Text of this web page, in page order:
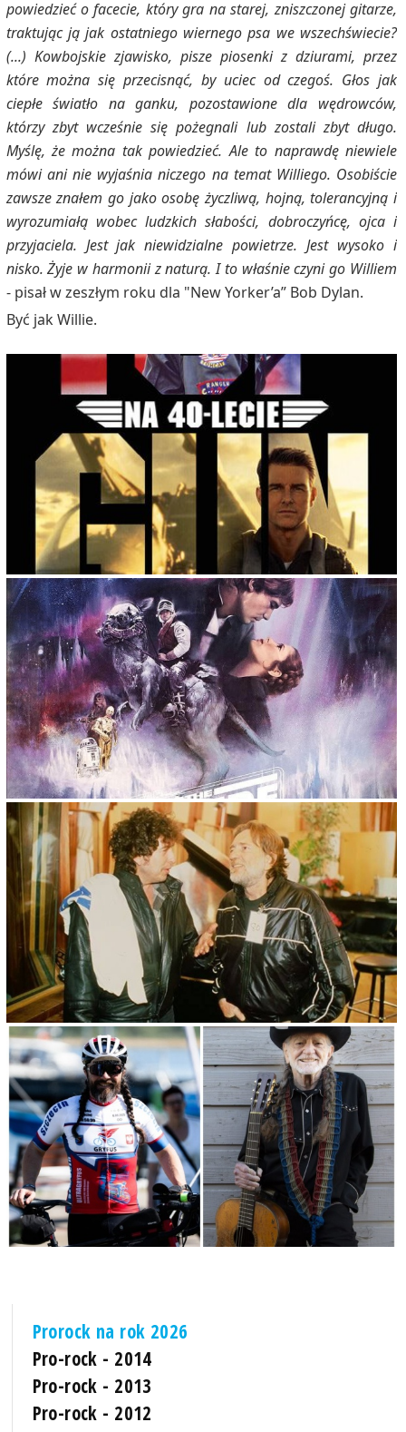
powiedzieć o facecie, który gra na starej, zniszczonej gitarze,
traktując ją jak ostatniego wiernego psa we wszechświecie?
(...) Kowbojskie zjawisko, pisze piosenki z dziurami, przez
które można się przecisnąć, by uciec od czegoś. Głos jak
ciepłe światło na ganku, pozostawione dla wędrowców,
którzy zbyt wcześnie się pożegnali lub zostali zbyt długo.
Myślę, że można tak powiedzieć. Ale to naprawdę niewiele
mówi ani nie wyjaśnia niczego na temat Williego. Osobiście
zawsze znałem go jako osobę życzliwą, hojną, tolerancyjną i
wyrozumiałą wobec ludzkich słabości, dobroczyńcę, ojca i
przyjaciela. Jest jak niewidzialne powietrze. Jest wysoko i
nisko. Żyje w harmonii z naturą. I to właśnie czyni go Williem
- pisał w zeszłym roku dla "New Yorker’a” Bob Dylan.
Być jak Willie.
Prorock na rok 2026
Pro-rock - 2014
Pro-rock - 2013
Pro-rock - 2012